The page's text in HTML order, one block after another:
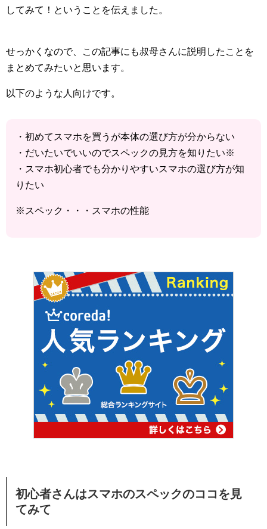
してみて！ということを伝えました。
せっかくなので、この記事にも叔母さんに説明したことを
まとめてみたいと思います。
以下のような人向けです。
・初めてスマホを買うが本体の選び方が分からない
・だいたいでいいのでスペックの見方を知りたい※
・スマホ初心者でも分かりやすいスマホの選び方が知
りたい
※スペック・・・スマホの性能
初心者さんはスマホのスペックのココを見
てみて